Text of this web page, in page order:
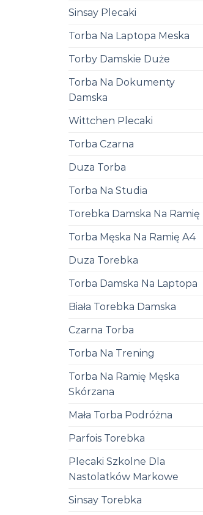
Sinsay Plecaki
Torba Na Laptopa Meska
Torby Damskie Duże
Torba Na Dokumenty
Damska
Wittchen Plecaki
Torba Czarna
Duza Torba
Torba Na Studia
Torebka Damska Na Ramię
Torba Męska Na Ramię A4
Duza Torebka
Torba Damska Na Laptopa
Biała Torebka Damska
Czarna Torba
Torba Na Trening
Torba Na Ramię Męska
Skórzana
Mała Torba Podróżna
Parfois Torebka
Plecaki Szkolne Dla
Nastolatków Markowe
Sinsay Torebka